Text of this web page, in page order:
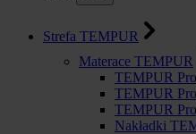
Strefa TEMPUR
Materace TEMPUR
TEMPUR Pro
TEMPUR
TEMPUR
Nakładki